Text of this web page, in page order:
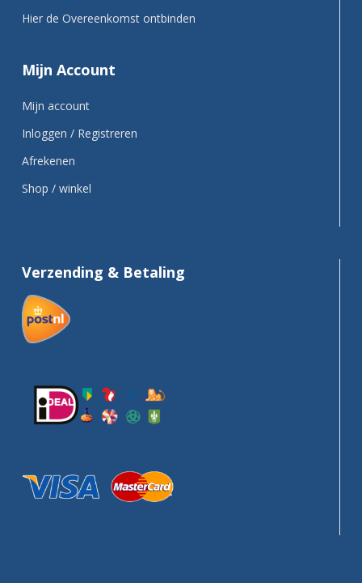
Hier de Overeenkomst ontbinden
Mijn Account
Mijn account
Inloggen / Registreren
Afrekenen
Shop / winkel
Verzending & Betaling